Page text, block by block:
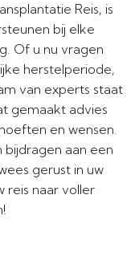
Reis, is
bij elke
Of u nu vragen
herstelperiode,
van experts staat
gemaakt advies
en wensen.
aan een
gerust in uw
reis naar voller